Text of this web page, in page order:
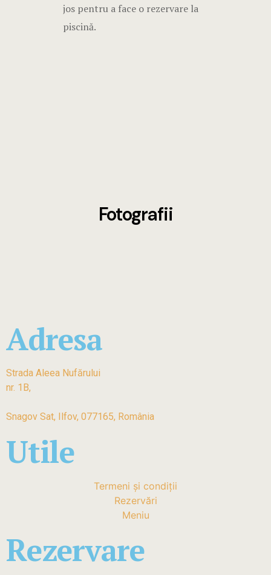
jos pentru a face o rezervare la
piscină.
Fotografii
Adresa
Strada Aleea Nufărului
nr. 1B,
Snagov Sat, Ilfov, 077165, România
Utile
Termeni și condiții
Rezervări
Meniu
Rezervare